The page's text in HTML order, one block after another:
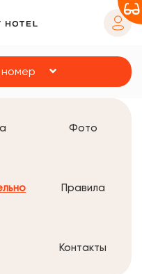
Фото
Правила
Контакты